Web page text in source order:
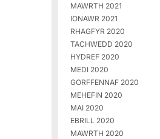
MAWRTH 2021
IONAWR 2021
RHAGFYR 2020
TACHWEDD 2020
HYDREF 2020
MEDI 2020
GORFFENNAF 2020
MEHEFIN 2020
MAI 2020
EBRILL 2020
MAWRTH 2020